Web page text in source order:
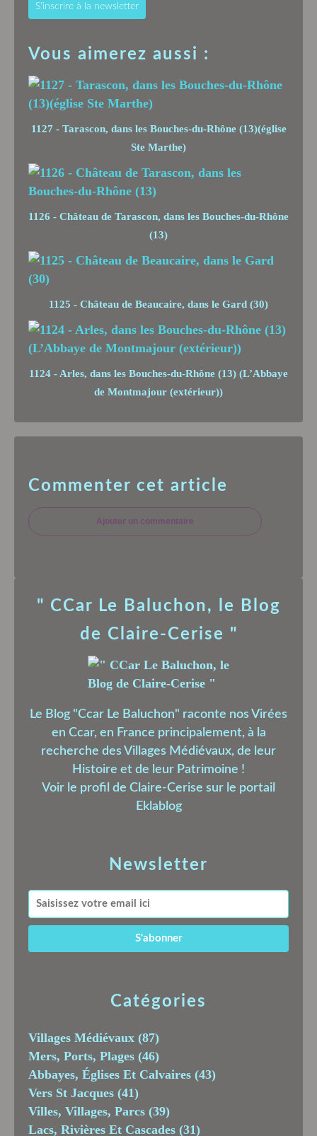
S'inscrire à la newsletter
Vous aimerez aussi :
1127 - Tarascon, dans les Bouches-du-Rhône (13)(église
Ste Marthe)
1126 - Château de Tarascon, dans les Bouches-du-Rhône
(13)
1125 - Château de Beaucaire, dans le Gard (30)
1124 - Arles, dans les Bouches-du-Rhône (13) (L’Abbaye
de Montmajour (extérieur))
Commenter cet article
Ajouter un commentaire
Newsletter
Catégories
Villages Médiévaux (87)
Mers, Ports, Plages (46)
Abbayes, Églises Et Calvaires (43)
Vers St Jacques (41)
Villes, Villages, Parcs (39)
Lacs, Rivières Et Cascades (31)
" CCar Le Baluchon, le Blog
de Claire-Cerise "
Le Blog "Ccar Le Baluchon" raconte nos Virées
en Ccar, en France principalement, à la
recherche des Villages Médiévaux, de leur
Histoire et de leur Patrimoine !
Voir le profil de Claire-Cerise sur le portail
Eklablog